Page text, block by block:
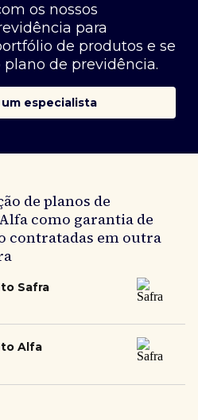
os nossos
para
de produtos e se
de previdência.
um especialista
de planos de
como garantia de
contratadas em outra
Safra
Alfa